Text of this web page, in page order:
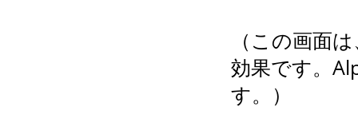
（この画面
効果です。
す。）